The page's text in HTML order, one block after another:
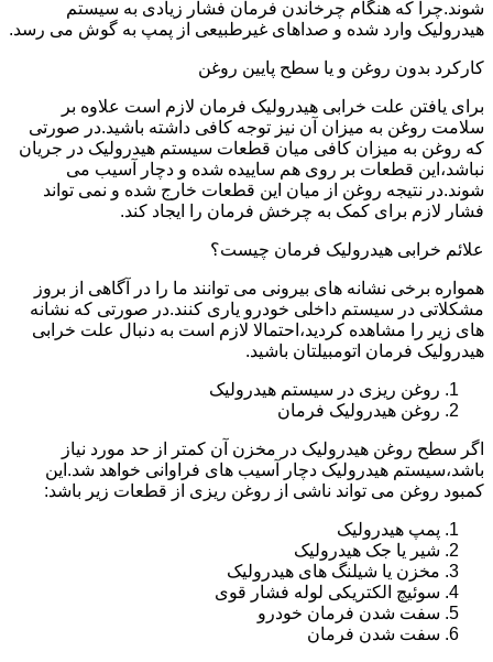
شوند.چرا که هنگام چرخاندن فرمان فشار زیادی به سیستم
هیدرولیک وارد شده و صداهای غیرطبیعی از پمپ به گوش می رسد.
کارکرد بدون روغن و یا سطح پایین روغن
برای یافتن علت خرابی هیدرولیک فرمان لازم است علاوه بر
سلامت روغن به میزان آن نیز توجه کافی داشته باشید.در صورتی
که روغن به میزان کافی میان قطعات سیستم هیدرولیک در جریان
نباشد،این قطعات بر روی هم ساییده شده و دچار آسیب می
شوند.در نتیجه روغن از میان این قطعات خارج شده و نمی تواند
فشار لازم برای کمک به چرخش فرمان را ایجاد کند.
علائم خرابی هیدرولیک فرمان چیست؟
همواره برخی نشانه های بیرونی می توانند ما را در آگاهی از بروز
مشکلاتی در سیستم داخلی خودرو یاری کنند.در صورتی که نشانه
های زیر را مشاهده کردید،احتمالا لازم است به دنبال علت خرابی
هیدرولیک فرمان اتومبیلتان باشید.
روغن ریزی در سیستم هیدرولیک
روغن هیدرولیک فرمان
اگر سطح روغن هیدرولیک در مخزن آن کمتر از حد مورد نیاز
باشد،سیستم هیدرولیک دچار آسیب های فراوانی خواهد شد.این
کمبود روغن می تواند ناشی از روغن ریزی از قطعات زیر باشد:
پمپ هیدرولیک
شیر یا جک هیدرولیک
مخزن یا شیلنگ های هیدرولیک
سوئیچ الکتریکی لوله فشار قوی
سفت شدن فرمان خودرو
سفت شدن فرمان